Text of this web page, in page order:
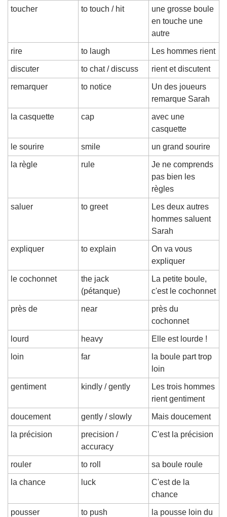
toucher to touch / hit
une grosse boule
en touche une
autre
rire to laugh Les hommes rient
discuter to chat / discuss rient et discutent
remarquer to notice
Un des joueurs
remarque Sarah
la casquette cap
avec une
casquette
le sourire smile un grand sourire
la règle rule
Je ne comprends
pas bien les
règles
saluer to greet
Les deux autres
hommes saluent
Sarah
expliquer to explain
On va vous
expliquer
le cochonnet
the jack
(pétanque)
La petite boule,
c'est le cochonnet
près de near
près du
cochonnet
lourd heavy Elle est lourde !
loin far
la boule part trop
loin
gentiment kindly / gently
Les trois hommes
rient gentiment
doucement gently / slowly Mais doucement
la précision
precision /
accuracy
C'est la précision
rouler to roll sa boule roule
la chance luck
C'est de la
chance
pousser to push
la pousse loin du